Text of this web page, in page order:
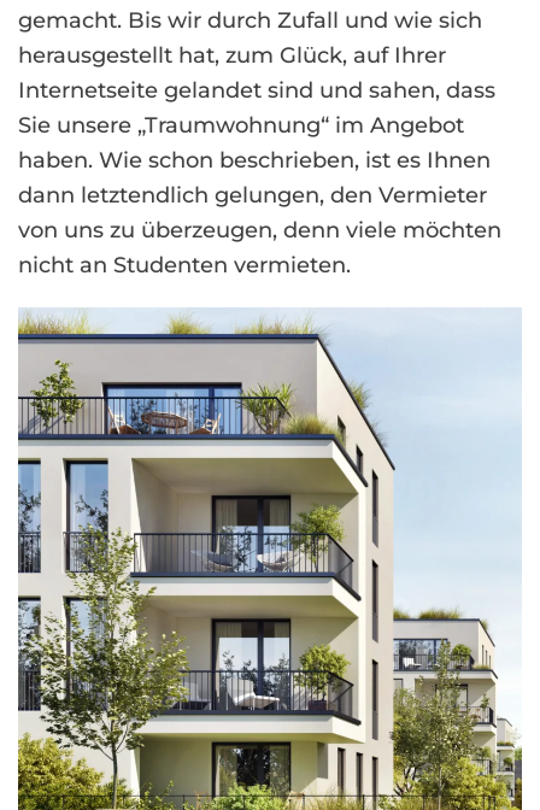
gemacht. Bis wir durch Zufall und wie sich
herausgestellt hat, zum Glück, auf Ihrer
Internetseite gelandet sind und sahen, dass
Sie unsere „Traumwohnung“ im Angebot
haben. Wie schon beschrieben, ist es Ihnen
dann letztendlich gelungen, den Vermieter
von uns zu überzeugen, denn viele möchten
nicht an Studenten vermieten.